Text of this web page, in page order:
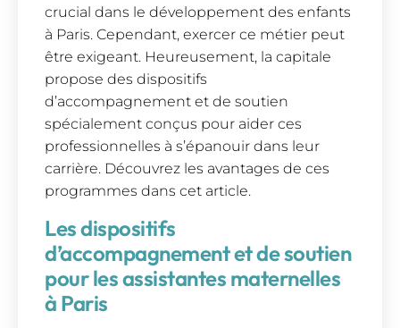
crucial dans le développement des enfants
à Paris. Cependant, exercer ce métier peut
être exigeant. Heureusement, la capitale
propose des dispositifs
d’accompagnement et de soutien
spécialement conçus pour aider ces
professionnelles à s’épanouir dans leur
carrière. Découvrez les avantages de ces
programmes dans cet article.
Les dispositifs
d’accompagnement et de soutien
pour les assistantes maternelles
à Paris